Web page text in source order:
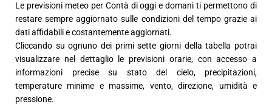
Le previsioni meteo per Contà di oggi e domani ti permettono di
restare sempre aggiornato sulle condizioni del tempo grazie ai
dati affidabili e costantemente aggiornati.
Cliccando su ognuno dei primi sette giorni della tabella potrai
visualizzare nel dettaglio le previsioni orarie, con accesso a
informazioni precise su stato del cielo, precipitazioni,
temperature minime e massime, vento, direzione, umidità e
pressione.